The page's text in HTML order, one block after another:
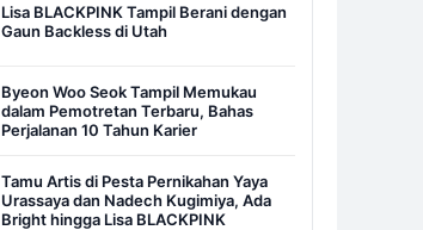
Lisa BLACKPINK Tampil Berani dengan
Gaun Backless di Utah
Byeon Woo Seok Tampil Memukau
dalam Pemotretan Terbaru, Bahas
Perjalanan 10 Tahun Karier
Tamu Artis di Pesta Pernikahan Yaya
Urassaya dan Nadech Kugimiya, Ada
Bright hingga Lisa BLACKPINK